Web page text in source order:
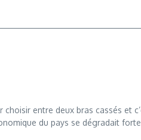
entre deux bras cassés et
du pays se dégradait